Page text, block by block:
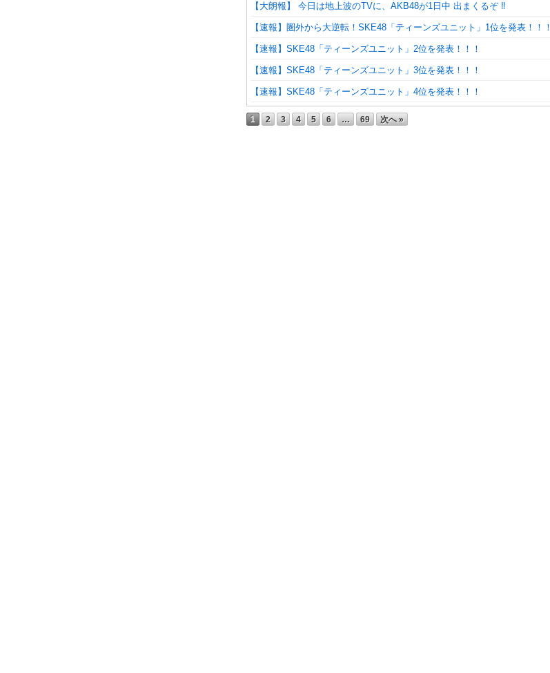
【大朗報】 今日は地上波のTVに、AKB48が1日中 出まくるぞ ‼︎
【速報】圏外から大逆転！SKE48「ティーンズユニット」1位を発表！！！
【速報】SKE48「ティーンズユニット」2位を発表！！！
【速報】SKE48「ティーンズユニット」3位を発表！！！
【速報】SKE48「ティーンズユニット」4位を発表！！！
1 2 3 4 5 6 … 69 次へ »